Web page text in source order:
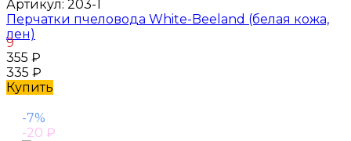
Артикул: 203-1
Перчатки пчеловода White-Beeland (белая кожа,
лен)
9
355 ₽
335 ₽
Купить
-7%
-20 ₽